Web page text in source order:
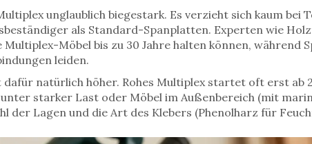
unglaublich biegestark. Es verzieht sich kaum bei
als Standard-Spanplatten. Experten wie
Möbel bis zu 30 Jahre halten können, während
leiden.
dafür natürlich höher. Rohes Multiplex startet oft erst ab
unter starker Last oder Möbel im Außenbereich (mit
der Lagen und die Art des Klebers (Phenolharz für